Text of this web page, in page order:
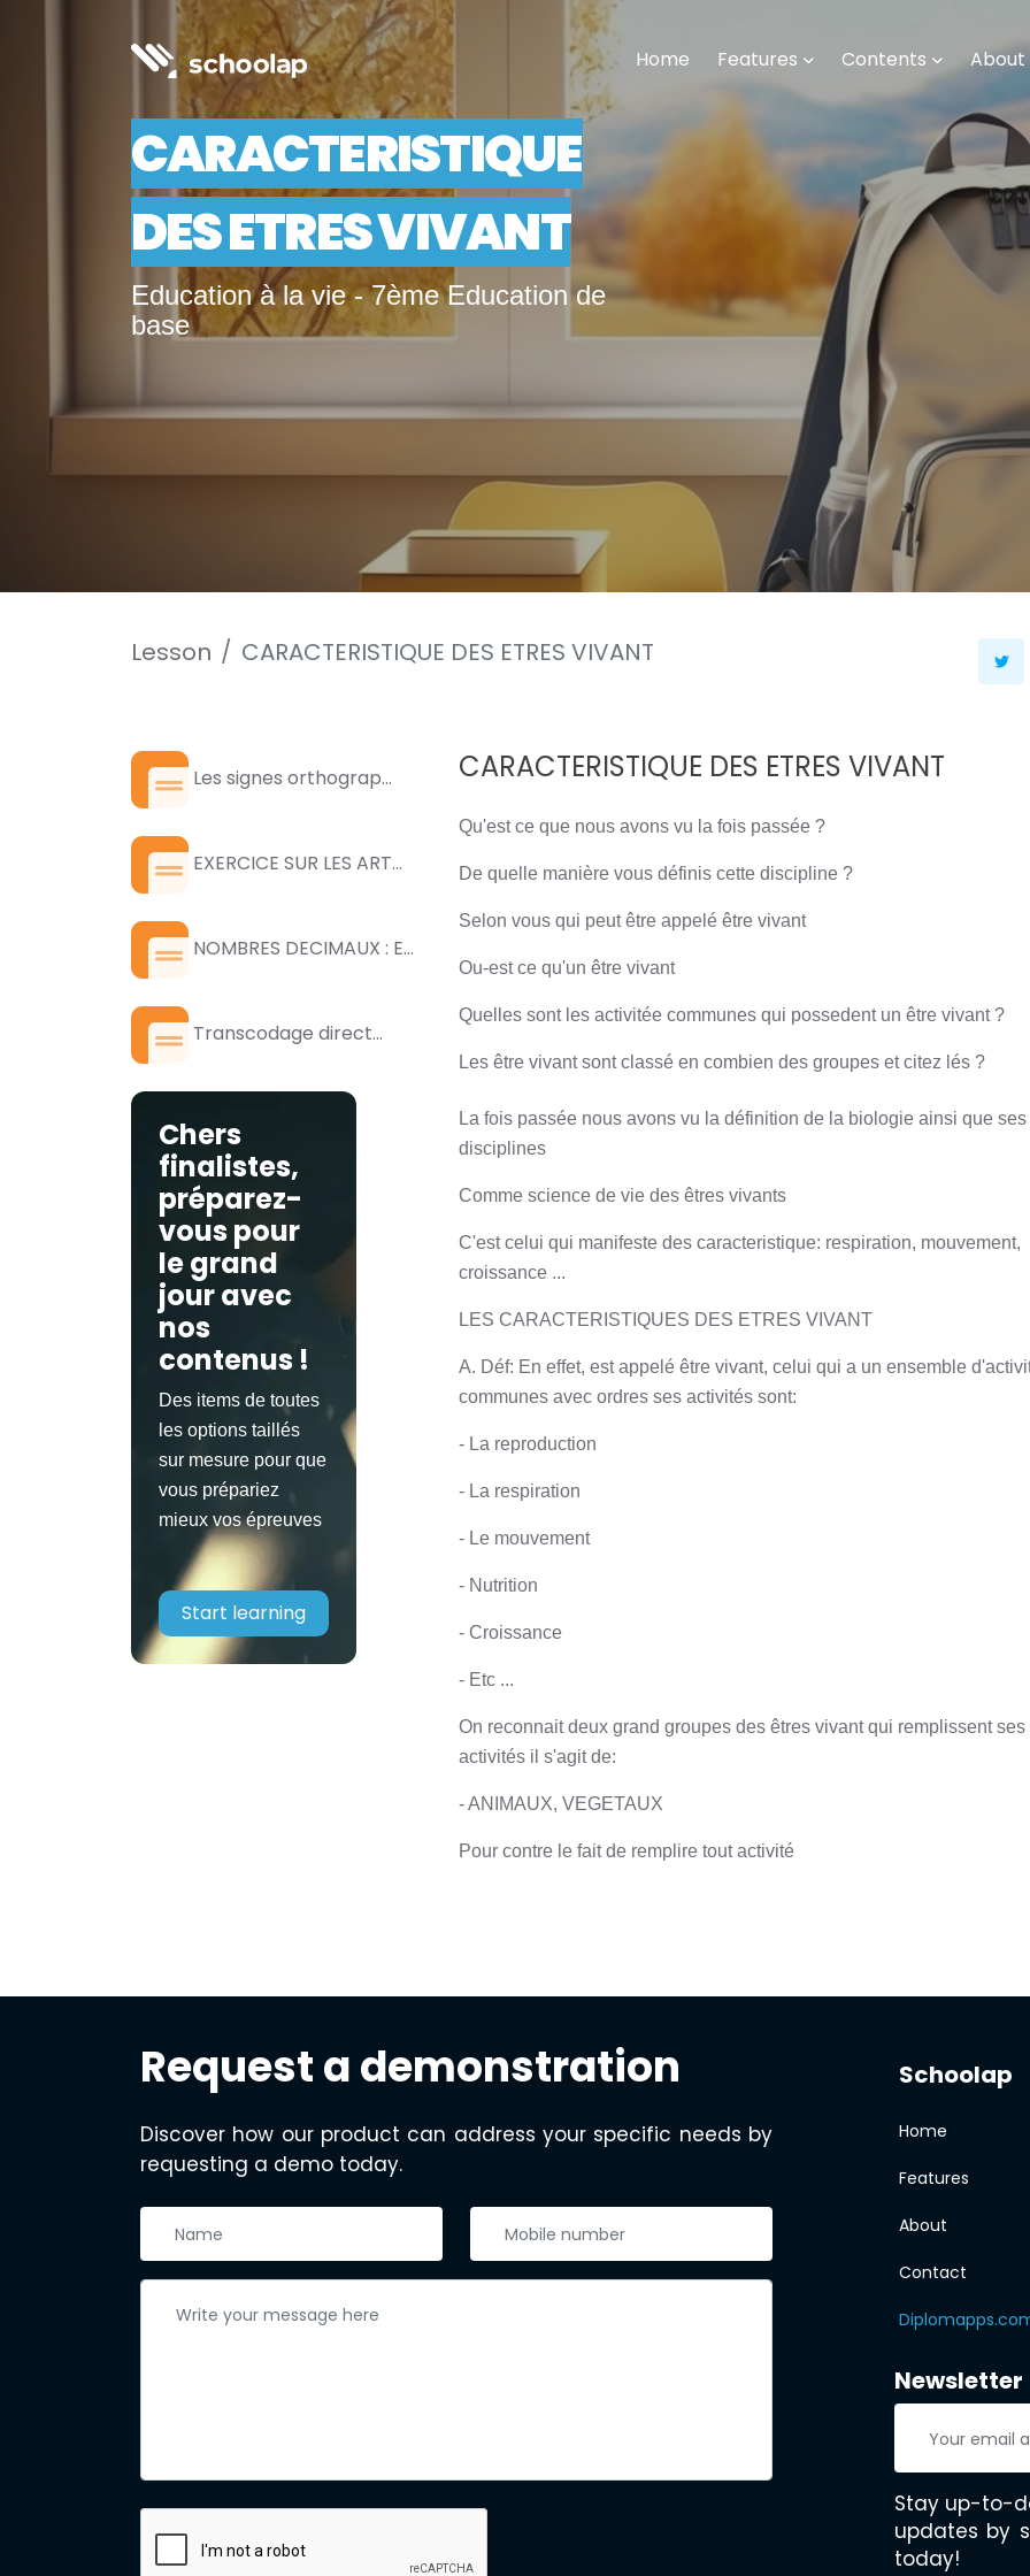
Home Features Contents About
CARACTERISTIQUE
DES ETRES VIVANT
Education à la vie - 7ème Education de
base
Lesson CARACTERISTIQUE DES ETRES VIVANT
Les signes orthograp...
EXERCICE SUR LES ART...
NOMBRES DECIMAUX : E...
Transcodage direct...
Chers
finalistes,
préparez-
vous pour
le grand
jour avec
nos
contenus !
Des items de toutes
les options taillés
sur mesure pour que
vous prépariez
mieux vos épreuves
Start learning
CARACTERISTIQUE DES ETRES VIVANT
Qu'est ce que nous avons vu la fois passée ?
De quelle manière vous définis cette discipline ?
Selon vous qui peut être appelé être vivant
Ou-est ce qu'un être vivant
Quelles sont les activitée communes qui possedent un être vivant ?
Les être vivant sont classé en combien des groupes et citez lés ?
La fois passée nous avons vu la définition de la biologie ainsi que ses
disciplines
Comme science de vie des êtres vivants
C'est celui qui manifeste des caracteristique: respiration, mouvement,
croissance ...
LES CARACTERISTIQUES DES ETRES VIVANT
A. Déf: En effet, est appelé être vivant, celui qui a un ensemble
communes avec ordres ses activités sont:
- La reproduction
- La respiration
- Le mouvement
- Nutrition
- Croissance
- Etc ...
On reconnait deux grand groupes des êtres vivant qui remplissent ses
activités il s'agit de:
- ANIMAUX, VEGETAUX
Pour contre le fait de remplire tout activité
Request a demonstration
Discover how our product can address your specific needs by
requesting a demo today.
Schoolap
Home
Features
About
Contact
Newsletter
Stay up-to-
updates by
today!